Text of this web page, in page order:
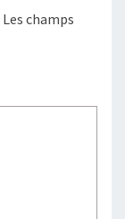
Les champs